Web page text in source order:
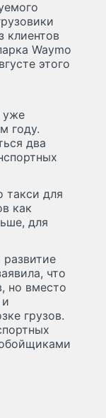
клиентов
Waymo
этого
уже
году.
два
такси для
как
для
что
но вместо
грузов.